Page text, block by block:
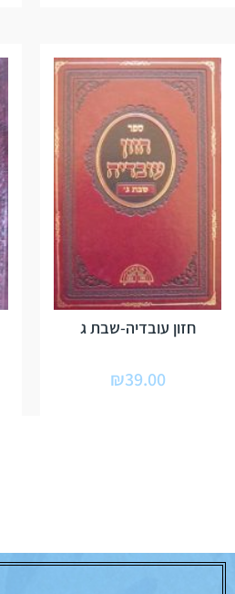
חזון עובדיה-שבת ג
₪39.00